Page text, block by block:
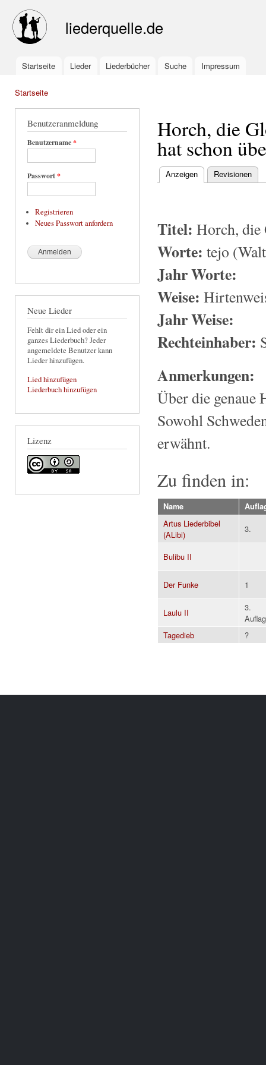
liederquelle.de
Main menu
Startseite Lieder Liederbücher Suche Impressum
Startseite
Benutzeranmeldung
Benutzername*
Passwort*
Registrieren
Neues Passwort anfordern
Neue Lieder
Fehlt dir ein Lied oder ein
ganzes Liederbuch? Jeder
angemeldete Benutzer kann
Lieder hinzufügen.
Lied hinzufügen
Liederbuch hinzufügen
Lizenz
Horch, die
hat schon
Primary tabs
Anzeigen (active tab)
Revisionen
Titel: Horch, die
Worte: tejo
Jahr Worte:
Weise:
Jahr Weise:
Rechteinhaber:
Anmerkungen:
Über die genaue
Sowohl
erwähnt.
Zu finden in:
Name
Artus Liederbibel
(ALibi)
3.
Bulibu II
Der Funke 1
Laulu II
3.
Tagedieb
?